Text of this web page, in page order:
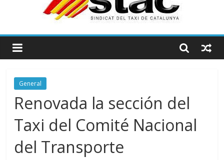
OPERATIVA DE ENTRADA EN EL PUERTO DE BARCELONA.
Programa de Radio TAXI LIBRE 22.07.2026 en COOLTURA FM.
General
Renovada la sección del
Taxi del Comité Nacional
del Transporte